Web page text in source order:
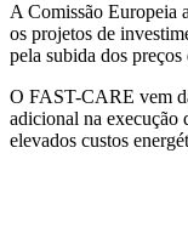
A Comissão Europeia
os projetos de
pela subida dos
O FAST-CARE vem
adicional na execução
elevados custos